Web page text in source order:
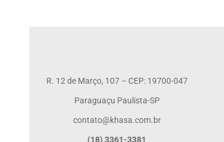
R. 12 de Março, 107 – CEP: 19700-047
Paraguaçu Paulista-SP
contato@khasa.com.br
(18) 3361-3381